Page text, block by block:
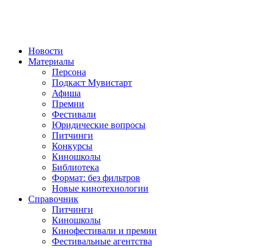
Новости
Материалы
Персона
Подкаст Мувистарт
Афиша
Премии
Фестивали
Юридические вопросы
Питчинги
Конкурсы
Киношколы
Библиотека
Формат: без фильтров
Новые кинотехнологии
Справочник
Питчинги
Киношколы
Кинофестивали и премии
Фестивальные агентства